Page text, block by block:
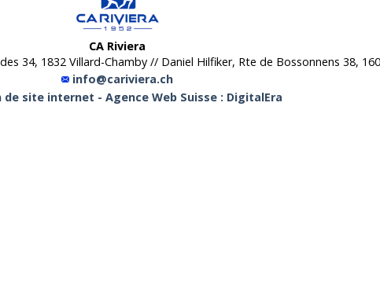
CA Riviera
34, 1832 Villard-Chamby // Daniel Hilfiker, Rte de Bossonnens 38,
info@cariviera.ch
de site internet - Agence Web Suisse : DigitalEra